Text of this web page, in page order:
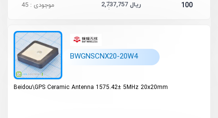
100 2,737,757 ریال موجودی : 45
BWGNSCNX20-20W4
Beidou\GPS Ceramic Antenna 1575.42± 5MHz 20x20mm